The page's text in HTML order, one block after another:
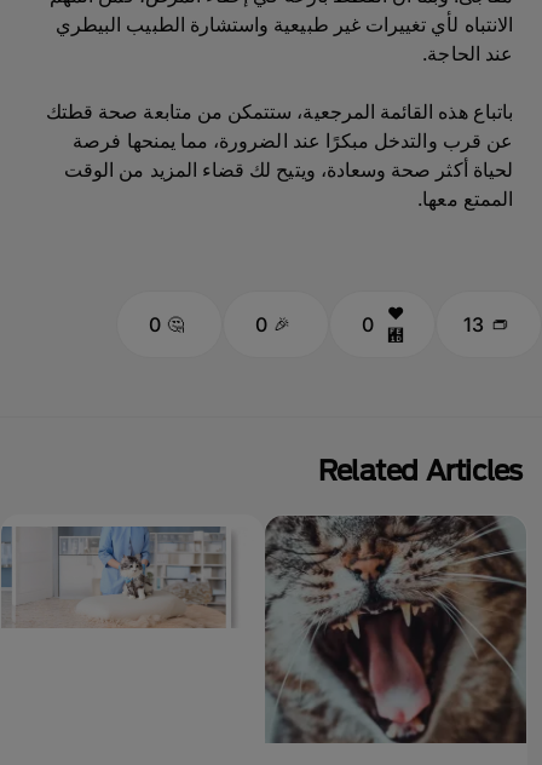
الانتباه لأي تغييرات غير طبيعية واستشارة الطبيب البيطري
عند الحاجة.
باتباع هذه القائمة المرجعية، ستتمكن من متابعة صحة قطتك
عن قرب والتدخل مبكرًا عند الضرورة، مما يمنحها فرصة
لحياة أكثر صحة وسعادة، ويتيح لك قضاء المزيد من الوقت
الممتع معها.
13
0
0
0
Related Articles